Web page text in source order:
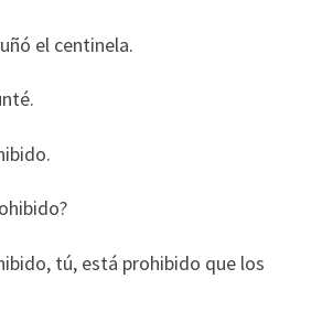
el centinela.
tú, está prohibido que los